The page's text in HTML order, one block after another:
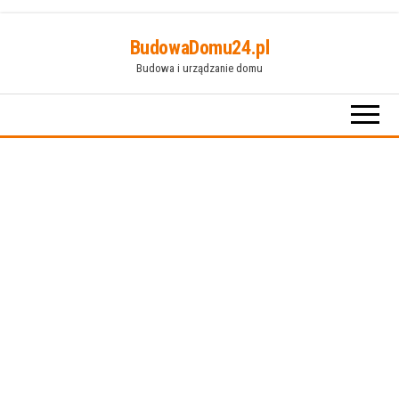
BudowaDomu24.pl
Budowa i urządzanie domu